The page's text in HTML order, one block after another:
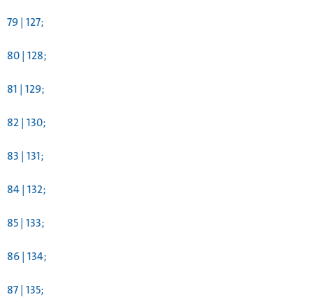
79 | 127;
80 | 128;
81 | 129;
82 | 130;
83 | 131;
84 | 132;
85 | 133;
86 | 134;
87 | 135;